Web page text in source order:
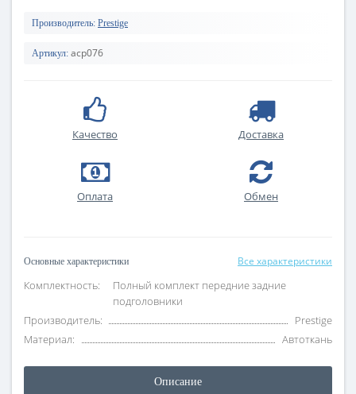
Производитель: Prestige
Артикул: acp076
Качество Доставка
Оплата Обмен
Основные характеристики Все характеристики
Комплектность:
Полный комплект передние задние
подголовники
Производитель:
Prestige
Материал:
Автоткань
Описание